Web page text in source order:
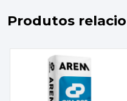
Produtos